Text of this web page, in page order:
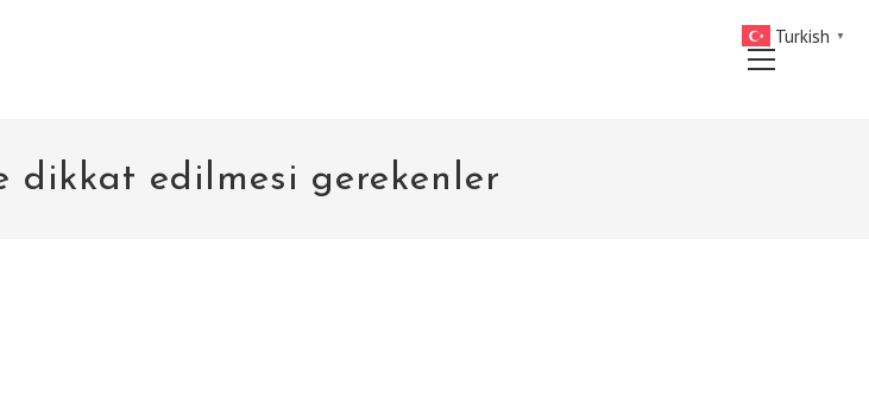
Main
dikkat edilmesi gerekenler
Turkish ▼